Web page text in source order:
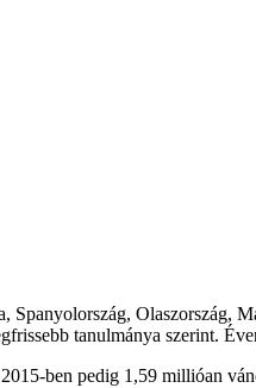
Spanyolország, Olaszország,
tanulmánya szerint.
ben pedig 1,59 millióan